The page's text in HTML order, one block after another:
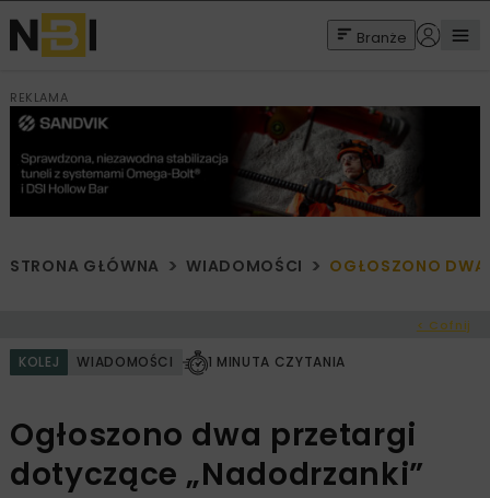
Branże
REKLAMA
STRONA GŁÓWNA WIADOMOŚCI OGŁOSZONO DWA
< Cofnij
KOLEJ WIADOMOŚCI 1 MINUTA CZYTANIA
Ogłoszono dwa przetargi
dotyczące „Nadodrzanki”